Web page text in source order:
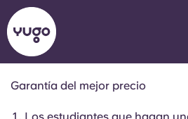
Acerca de English (GB)
Garantía del mejor precio